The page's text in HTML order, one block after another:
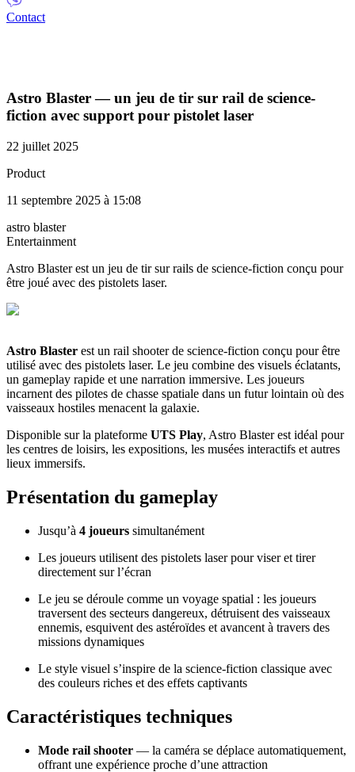
Contact
Astro Blaster — un jeu de tir sur rail de science-
fiction avec support pour pistolet laser
22 juillet 2025
Product
11 septembre 2025 à 15:08
astro blaster
Entertainment
Astro Blaster est un jeu de tir sur rails de science-fiction conçu pour
être joué avec des pistolets laser.
Astro Blaster est un rail shooter de science-fiction conçu pour être
utilisé avec des pistolets laser. Le jeu combine des visuels éclatants,
un gameplay rapide et une narration immersive. Les joueurs
incarnent des pilotes de chasse spatiale dans un futur lointain où des
vaisseaux hostiles menacent la galaxie.
Disponible sur la plateforme UTS Play, Astro Blaster est idéal pour
les centres de loisirs, les expositions, les musées interactifs et autres
lieux immersifs.
Présentation du gameplay
Jusqu’à 4 joueurs simultanément
Les joueurs utilisent des pistolets laser pour viser et tirer
directement sur l’écran
Le jeu se déroule comme un voyage spatial : les joueurs
traversent des secteurs dangereux, détruisent des vaisseaux
ennemis, esquivent des astéroïdes et avancent à travers des
missions dynamiques
Le style visuel s’inspire de la science-fiction classique avec
des couleurs riches et des effets captivants
Caractéristiques techniques
Mode rail shooter — la caméra se déplace automatiquement,
offrant une expérience proche d’une attraction